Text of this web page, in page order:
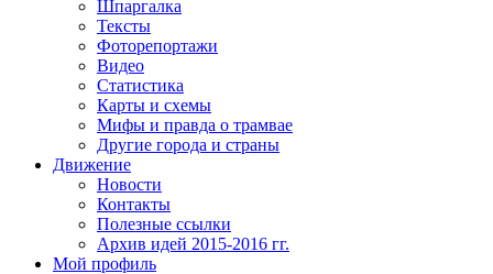
Шпаргалка
Тексты
Фоторепортажи
Видео
Статистика
Карты и схемы
Мифы и правда о трамвае
Другие города и страны
Движение
Новости
Контакты
Полезные ссылки
Архив идей 2015-2016 гг.
Мой профиль